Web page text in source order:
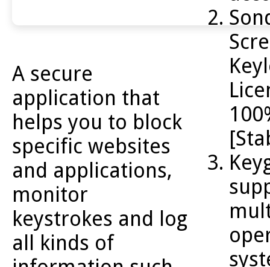
A secure
application that
helps you to block
specific websites
and applications,
monitor
keystrokes and log
all kinds of